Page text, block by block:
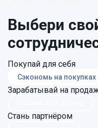
Выбери
Покупай для себя
Сэкономь на покупках
Зарабатывай на
Стань партнёром